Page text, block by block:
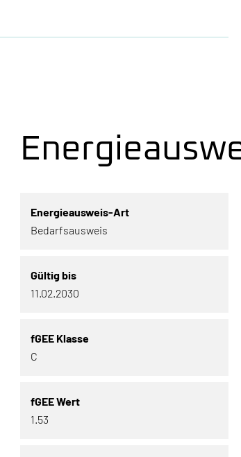
Energieausweis-Art
Bedarfsausweis
Gültig bis
11.02.2030
fGEE Klasse
C
fGEE Wert
1.53